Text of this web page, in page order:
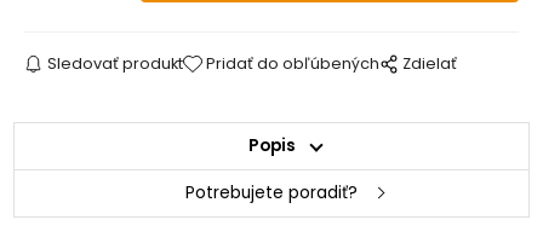
Sledovať produkt Pridať do obľúbených Zdielať
Popis
Potrebujete poradiť?